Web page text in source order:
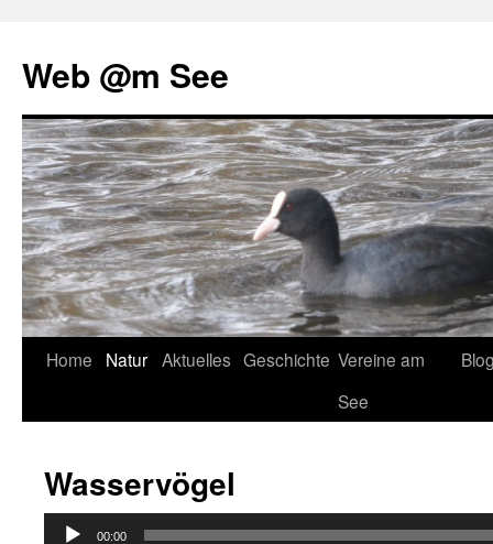
Web @m See
Zum
Home Natur Aktuelles Geschichte Vereine am
See
Wasservögel
Audio-
00:00